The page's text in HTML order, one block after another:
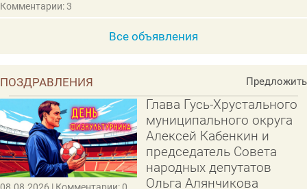
Комментарии: 3
Все объявления
ПОЗДРАВЛЕНИЯ Предложить
Глава Гусь-Хрустального
муниципального округа
Алексей Кабенкин и
председатель Совета
народных депутатов
Ольга Алянчикова